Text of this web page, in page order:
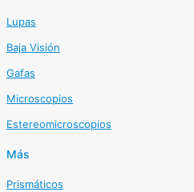
Lupas
Baja Visión
Gafas
Microscopios
Estereomicroscopios
Más
Prismáticos